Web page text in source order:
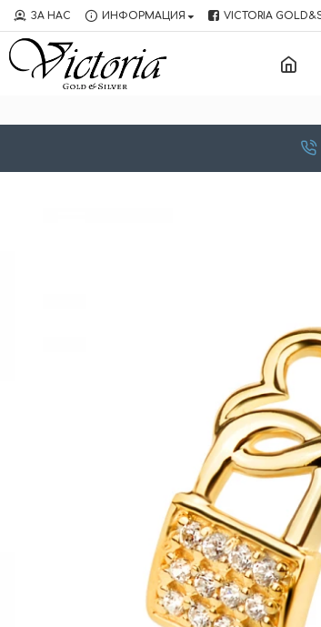
ЗА НАС ИНФОРМАЦИЯ VICTORIA